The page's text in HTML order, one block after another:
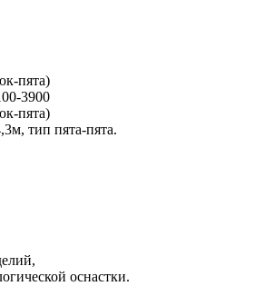
пята)
3900
пята)
тип пята-пята.
оснастки.